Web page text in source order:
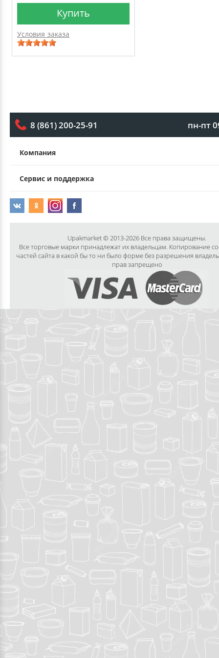
Купить
Условия заказа
8 (861) 200-25-91 пн-пт
Компания
Сервис и поддержка
Upakmarket © 2013-2026 Все права защищены.
Все торговые марки принадлежат их владельцам. Копирование
частей сайта в какой бы то ни было форме без разрешения
прав запрещено